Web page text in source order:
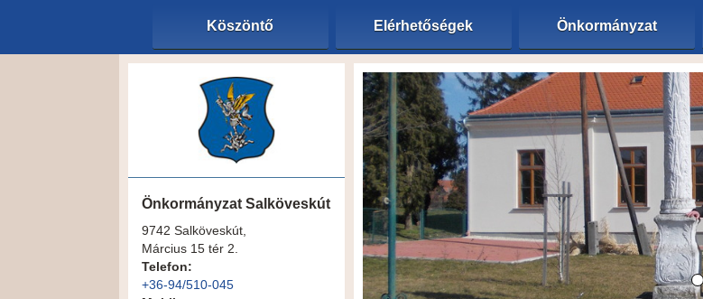
Köszöntő Elérhetőségek Önkormányzat
Önkormányzat Salköveskút
9742 Salköveskút,
Március 15 tér 2.
Telefon:
+36-94/510-045